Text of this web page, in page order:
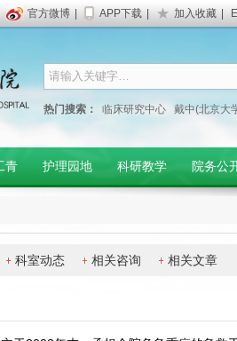
官方微博 APP下载 加入收藏
热门搜索： 临床研究中心
戴中(北京大
医院专家)
青 护理园地 科研教学 院务公
科室动态 相关咨询 相关文章